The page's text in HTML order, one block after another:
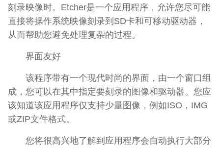
刻录映像时。Etcher是一个应用程序，允许您尽可能
直接将操作系统映像刻录到SD卡和可移动驱动器，
从而帮助您避免处理复杂的过程。
界面友好
该程序带有一个现代时尚的界面，由一个窗口组
成，您可以在其中指定要刻录的图像和驱动器。您应
该知道该应用程序仅支持少量图像，例如ISO，IMG
或ZIP文件格式。
您将很高兴地了解到应用程序会自动执行大部分